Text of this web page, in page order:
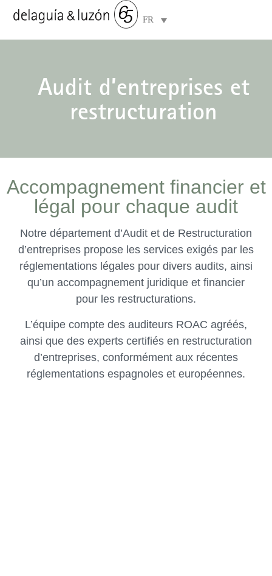
FR
Audit d’entreprises et
restructuration
Accompagnement financier et
légal pour chaque audit
Notre département d’Audit et de Restructuration
d’entreprises propose les services exigés par les
réglementations légales pour divers audits, ainsi
qu’un accompagnement juridique et financier
pour les restructurations.
L’équipe compte des auditeurs ROAC agréés,
ainsi que des experts certifiés en restructuration
d’entreprises, conformément aux récentes
réglementations espagnoles et européennes.